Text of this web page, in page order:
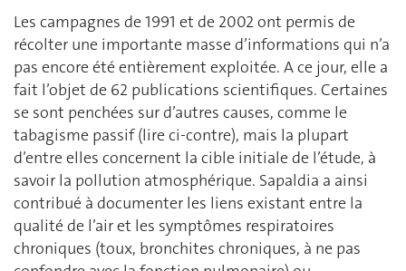
Les campagnes de 1991 et de 2002 ont permis de
récolter une importante masse d’informations qui n’a
pas encore été entièrement exploitée. A ce jour, elle a
fait l’objet de 62 publications scientifiques. Certaines
se sont penchées sur d’autres causes, comme le
tabagisme passif (lire ci-contre), mais la plupart
d’entre elles concernent la cible initiale de l’étude, à
savoir la pollution atmosphérique. Sapaldia a ainsi
contribué à documenter les liens existant entre la
qualité de l’air et les symptômes respiratoires
chroniques (toux, bronchites chroniques, à ne pas